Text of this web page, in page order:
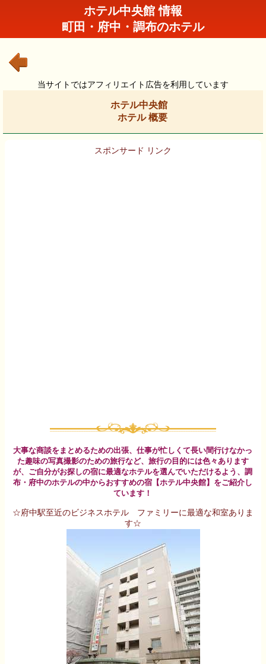
ホテル中央館 情報
町田・府中・調布のホテル
当サイトではアフィリエイト広告を利用しています
ホテル中央館
ホテル 概要
スポンサード リンク
大事な商談をまとめるための出張、仕事が忙しくて長い間行けなかっ
た趣味の写真撮影のための旅行など、旅行の目的には色々あります
が、ご自分がお探しの宿に最適なホテルを選んでいただけるよう、調
布・府中のホテルの中からおすすめの宿【ホテル中央館】をご紹介し
ています！
☆府中駅至近のビジネスホテル ファミリーに最適な和室ありま
す☆